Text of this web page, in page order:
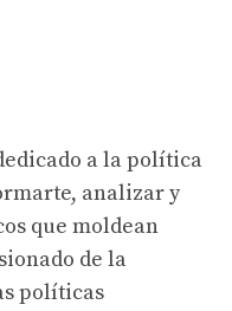
a la política
analizar y
que moldean
de la
políticas